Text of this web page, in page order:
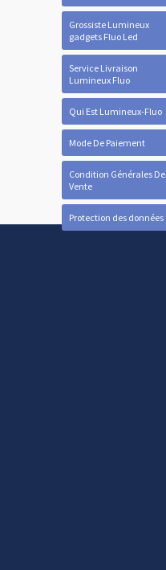
Grossiste Lumineux
gadgets Fluo Led
Service Livraison
Lumineux Fluo
Qui Est Lumineux-Fluo
Mode De Paiement
Condition Générales De
Vente
Protection des données